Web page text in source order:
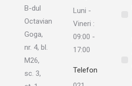
B-dul
Octavian
Goga,
nr. 4, bl.
M26,
sc. 3,
Luni -
Vineri :
09:00 -
17:00
Telefon